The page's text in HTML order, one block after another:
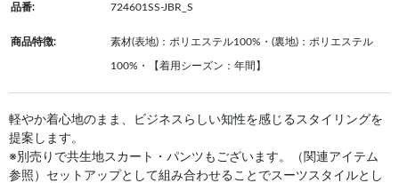
品番: 724601SS-JBR_S
商品特徴: 素材(表地)：ポリエステル100%・(裏地)：ポリエステル
100%・【着用シーズン：年間】
軽やか着心地のまま、ビジネスらしい知性を感じるスタイリングを
提案します。
※別売りで共生地スカート・パンツもございます。（関連アイテム
参照）セットアップとして組み合わせることでスーツスタイルとし